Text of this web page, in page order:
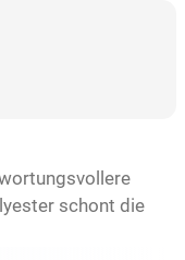
schont die